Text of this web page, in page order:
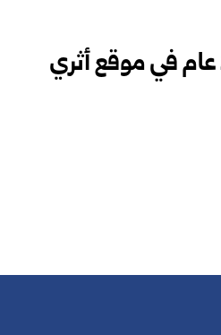
اكتشاف عربة برونزية نادرة تعود إلى نحو 2500 عام في موقع أثري